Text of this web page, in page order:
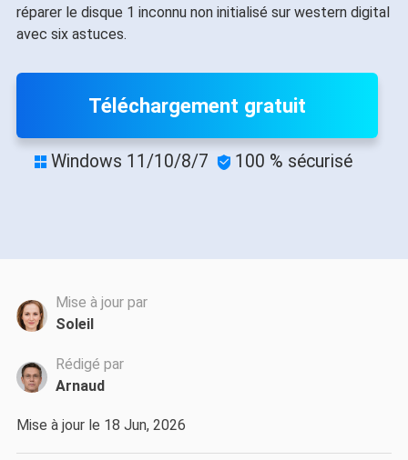
réparer le disque 1 inconnu non initialisé sur western digital
avec six astuces.
Téléchargement gratuit
 Windows 11/10/8/7  100 % sécurisé
Mise à jour par
Soleil
Rédigé par
Arnaud
Mise à jour le 18 Jun, 2026